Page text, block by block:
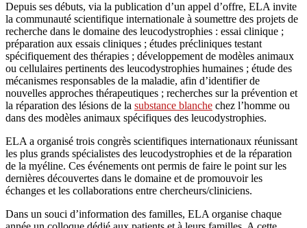
Depuis ses débuts, via la publication d’un appel d’offre, ELA invite
la communauté scientifique internationale à soumettre des projets de
recherche dans le domaine des leucodystrophies : essai clinique ;
préparation aux essais cliniques ; études précliniques testant
spécifiquement des thérapies ; développement de modèles animaux
ou cellulaires pertinents des leucodystrophies humaines ; étude des
mécanismes responsables de la maladie, afin d’identifier de
nouvelles approches thérapeutiques ; recherches sur la prévention et
la réparation des lésions de la substance blanche chez l’homme ou
dans des modèles animaux spécifiques des leucodystrophies.
ELA a organisé trois congrès scientifiques internationaux réunissant
les plus grands spécialistes des leucodystrophies et de la réparation
de la myéline. Ces événements ont permis de faire le point sur les
dernières découvertes dans le domaine et de promouvoir les
échanges et les collaborations entre chercheurs/cliniciens.
Dans un souci d’information des familles, ELA organise chaque